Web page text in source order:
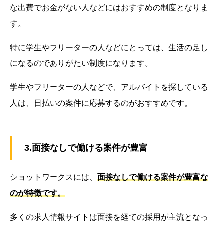
な出費でお金がない人などにはおすすめの制度となりま
す。
特に学生やフリーターの人などにとっては、生活の足し
になるのでありがたい制度になります。
学生やフリーターの人などで、アルバイトを探している
人は、日払いの案件に応募するのがおすすめです。
3.面接なしで働ける案件が豊富
ショットワークスには、 面接なしで働ける案件が豊富な
のが特徴です。
多くの求人情報サイトは面接を経ての採用が主流となっ